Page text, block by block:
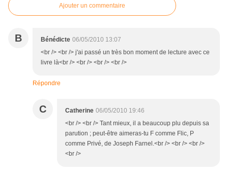
Ajouter un commentaire
B Bénédicte 06/05/2010 13:07
<br /> <br /> j'ai passé un très bon moment de lecture avec ce
livre là<br /> <br /> <br /> <br />
Répondre
C Catherine 06/05/2010 19:46
<br /> <br /> Tant mieux, il a beaucoup plu depuis sa
parution ; peut-être aimeras-tu F comme Flic, P
comme Privé, de Joseph Farnel.<br /> <br /> <br />
<br />